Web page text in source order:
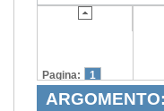
Pagina: 1
ARGOMENTO: